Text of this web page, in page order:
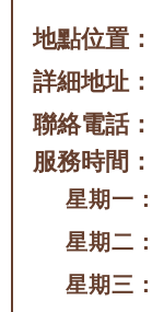
地點位置：
詳細地址：
聯絡電話：
服務時間：
星期一：
星期二：
星期三：